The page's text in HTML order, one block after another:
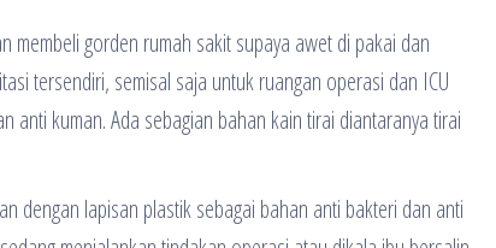
membeli gorden rumah sakit supaya awet di pakai dan
tersendiri, semisal saja untuk ruangan operasi dan ICU
anti kuman. Ada sebagian bahan kain tirai diantaranya tirai
dengan lapisan plastik sebagai bahan anti bakteri dan anti